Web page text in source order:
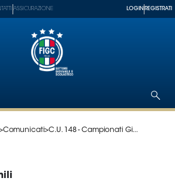
ASSICURAZIONE LOGIN REGISTRATI
Comunicati>C.U. 148 - Campionati Gi...